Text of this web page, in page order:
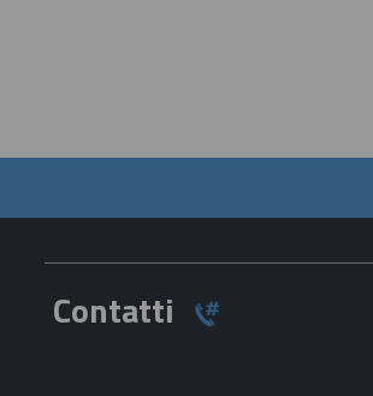
Contatti